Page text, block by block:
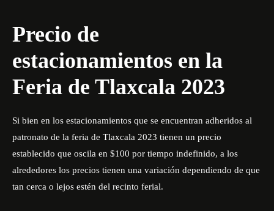
Precio de
estacionamientos en la
Feria de Tlaxcala 2023
Si bien en los estacionamientos que se encuentran adheridos al
patronato de la feria de Tlaxcala 2023 tienen un precio
establecido que oscila en $100 por tiempo indefinido, a los
alrededores los precios tienen una variación dependiendo de que
tan cerca o lejos estén del recinto ferial.